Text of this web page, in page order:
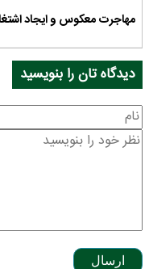
مهاجرت معکوس و ایجاد
دیدگاه تان را بنویسید
ارسال